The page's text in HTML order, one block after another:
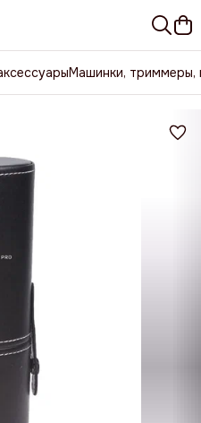
Машинки, триммеры,